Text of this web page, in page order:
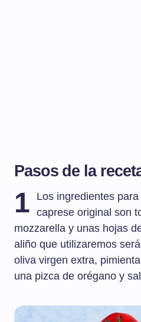
Pasos de la
1
Los ingredientes
caprese original son
mozzarella y unas hojas
aliño que utilizaremos
oliva virgen extra,
una pizca de orégano y